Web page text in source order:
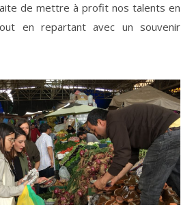
de mettre à profit nos talents en
en repartant avec un souvenir